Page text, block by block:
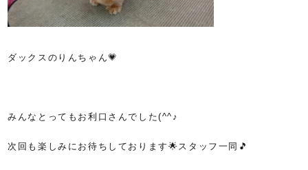
ダックスのりんちゃん💗
みんなとってもお利口さんでした(^^♪
次回も楽しみにお待ちしております🌟スタッフ一同🎵